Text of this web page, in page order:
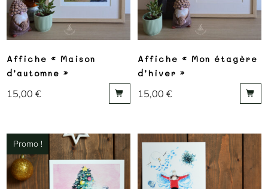
Affiche « Maison
d’automne »
15,00€
Affiche « Mon étagère
d’hiver »
15,00€
Promo !